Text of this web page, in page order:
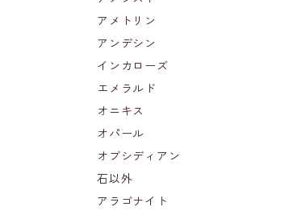
アメトリン
アンデシン
インカローズ
エメラルド
オニキス
オパール
オブシディアン
石以外
アラゴナイト